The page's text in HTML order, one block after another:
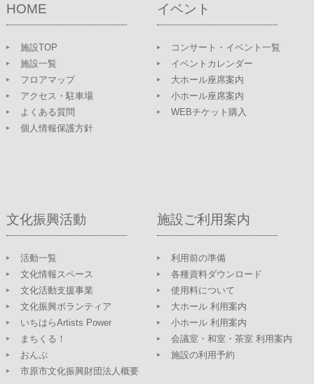
HOME
施設TOP
施設一覧
フロアマップ
アクセス・駐車場
よくある質問
個人情報保護方針
イベント
コンサート・イベント一覧
イベントカレンダー
大ホール座席案内
小ホール座席案内
WEBチケット購入
文化振興活動
活動一覧
文化情報スペース
文化活動支援事業
文化振興ボランティア
いちはらArtists Power
まちくる！
おんぷ
市原市文化振興財団法人概要
施設ご利用案内
利用前の準備
各種資料ダウンロード
使用料について
大ホール 利用案内
小ホール 利用案内
会議室・和室・茶室 利用案内
施設の利用予約